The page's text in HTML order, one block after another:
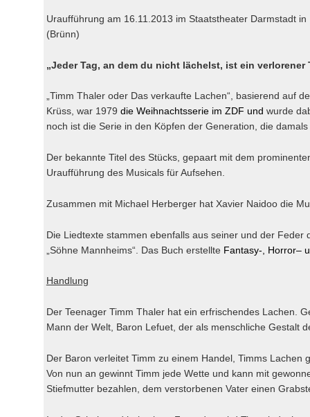
Uraufführung am 16.11.2013 im Staatstheater Darmstadt
(Brünn)
„Jeder Tag, an dem du nicht lächelst, ist ein verlorener
„Timm Thaler oder Das verkaufte Lachen“, basierend auf
Krüss, war 1979 die Weihnachtsserieim ZDF und wurde
noch ist die Serie in den Köpfen der Generation, die
Der bekannte Titel des Stücks, gepaart mit dem
Uraufführung des Musicals für Aufsehen.
Zusammen mit Michael Herberger hat Xavier Naidoo die
Die Liedtexte stammen ebenfalls aus seiner und der Feder
„Söhne Mannheims“. Das Buch erstellte Fantasy-, Horror–
Handlung
Der Teenager Timm Thaler hat ein erfrischendes Lachen.
Mann der Welt, Baron Lefuet, der als menschliche Gestalt
Der Baron verleitet Timm zu einem Handel, Timms Lachen
Von nun an gewinnt Timm jede Wette und kann mit
Stiefmutter bezahlen, dem verstorbenen Vater einen